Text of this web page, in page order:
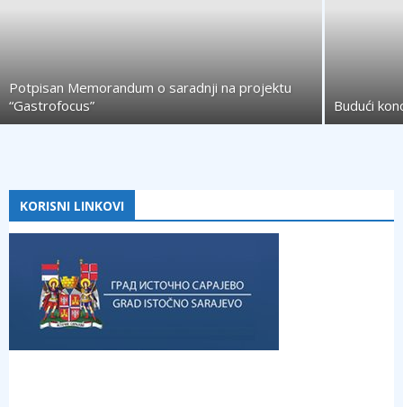
Potpisan Memorandum o saradnji na projektu
“Gastrofocus”
Budući
KORISNI LINKOVI